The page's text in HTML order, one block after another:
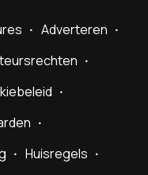
Adverteren
Huisregels